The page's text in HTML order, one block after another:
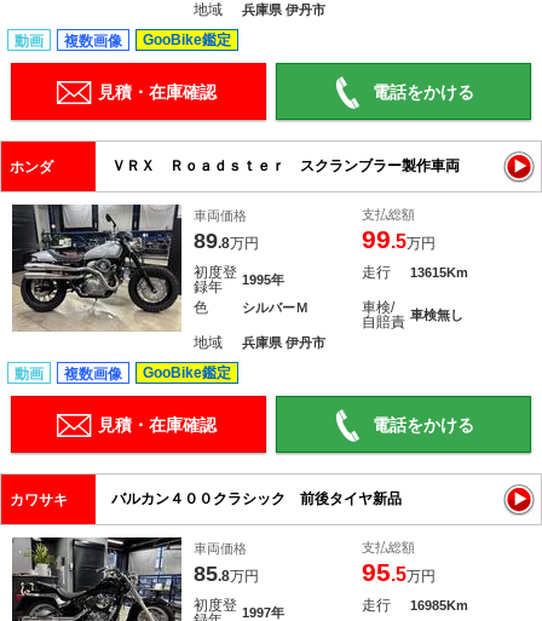
地域 兵庫県 伊丹市
動画 複数画像 GooBike鑑定
見積・在庫確認 電話をかける
ホンダ ＶＲＸ Ｒｏａｄｓｔｅｒ スクランブラー製作車両
車両価格
89.8万円
支払総額
99.5万円
初度登
録年
1995年 走行 13615Km
色 シルバーＭ
車検/
自賠責 車検無し
地域 兵庫県 伊丹市
動画 複数画像 GooBike鑑定
見積・在庫確認 電話をかける
カワサキ バルカン４００クラシック 前後タイヤ新品
車両価格
85.8万円
支払総額
95.5万円
初度登 1997年 走行 16985Km